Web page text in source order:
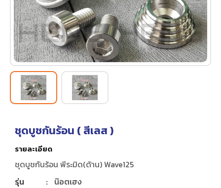
ชุดบูชกันร้อน (สีเลส)
รายละเอียด
ชุดบูชกันร้อน พีระมิด(ด้าน) Wave125
รุ่น
: น๊อตเฮง